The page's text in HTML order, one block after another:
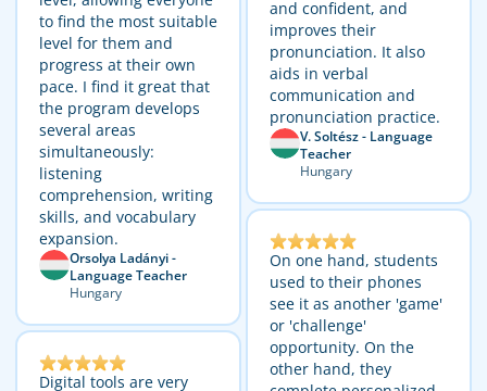
to find the most suitable
level for them and
progress at their own
pace. I find it great that
the program develops
several areas
simultaneously:
listening
comprehension, writing
skills, and vocabulary
expansion.
Orsolya Ladányi -
Language Teacher
Hungary
Digital tools are very
and confident, and
improves their
pronunciation. It also
aids in verbal
communication and
pronunciation practice.
V. Soltész - Language
Teacher
Hungary
On one hand, students
used to their phones
see it as another 'game'
or 'challenge'
opportunity. On the
other hand, they